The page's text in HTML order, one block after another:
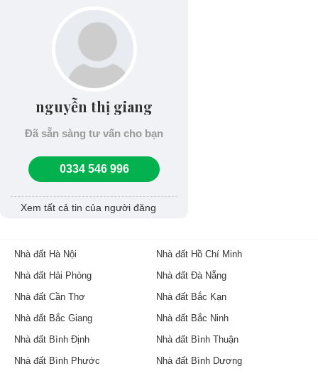
nguyễn thị giang
Đã sẵn sàng tư vấn cho bạn
0334 546 996
Xem tất cả tin của người đăng
Nhà đất Hà Nội
Nhà đất Hồ Chí Minh
Nhà đất Hải Phòng
Nhà đất Đà Nẵng
Nhà đất Cần Thơ
Nhà đất Bắc Kạn
Nhà đất Bắc Giang
Nhà đất Bắc Ninh
Nhà đất Bình Định
Nhà đất Bình Thuận
Nhà đất Bình Phước
Nhà đất Bình Dương